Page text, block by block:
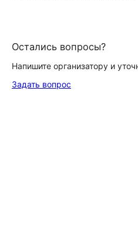
Остались вопросы?
Напишите организатору и
Задать вопрос